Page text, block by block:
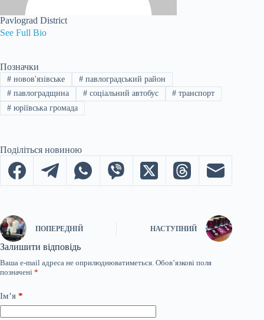
Pavlograd District
See Full Bio
Позначки
#новов'язівське #павлоградський район
#павлоградщина #соціальний автобус # транспорт
#юріївська громада
Поділіться новиною
ПОПЕРЕДНІЙ НАСТУПНИЙ
Залишити відповідь
Ваша e-mail адреса не оприлюднюватиметься. Обов’язкові поля
позначені *
Ім’я *